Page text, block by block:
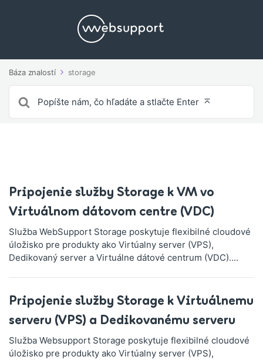
Báza znalostí storage
pre
Pripojenie služby Storage k VM vo
Virtuálnom dátovom centre (VDC)
Služba WebSupport Storage poskytuje flexibilné cloudové
úložisko pre produkty ako Virtúalny server (VPS),
Dedikovaný server a Virtuálne dátové centrum (VDC)....
Pripojenie služby Storage k Virtuálnemu
serveru (VPS) a Dedikovanému serveru
Služba Websupport Storage poskytuje flexibilné cloudové
úložisko pre produkty ako Virtúalny server (VPS),